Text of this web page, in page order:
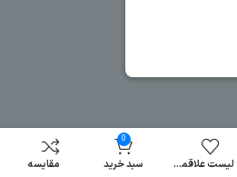
لیست علاقمندی
0
سبد خرید مقایسه